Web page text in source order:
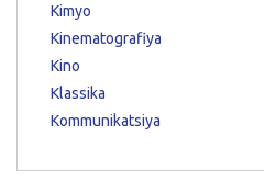
Kimyo
Kinematografiya
Kino
Klassika
Kommunikatsiya